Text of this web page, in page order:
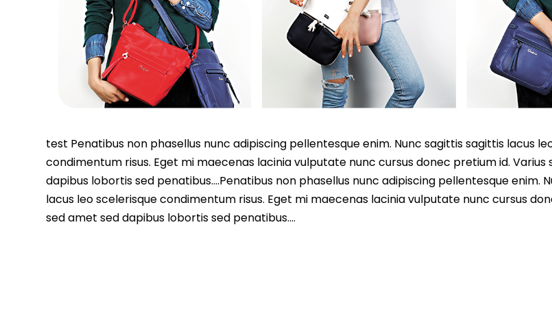
test Penatibus non phasellus nunc adipiscing pellentesque enim. Nunc sagittis sagittis lacus
condimentum risus. Eget mi maecenas lacinia vulputate nunc cursus donec pretium id. Varius
dapibus lobortis sed penatibus….Penatibus non phasellus nunc adipiscing pellentesque enim.
lacus leo scelerisque condimentum risus. Eget mi maecenas lacinia vulputate nunc cursus
sed amet sed dapibus lobortis sed penatibus….